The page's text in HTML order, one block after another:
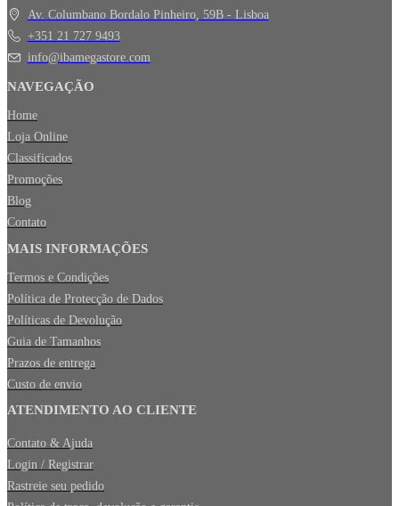
Av. Columbano Bordalo Pinheiro, 59B - Lisboa
+351 21 727 9493
info@ibamegastore.com
NAVEGAÇÃO
Home
Loja Online
Classificados
Promoções
Blog
Contato
MAIS INFORMAÇÕES
Termos e Condições
Política de Protecção de Dados
Políticas de Devolução
Guia de Tamanhos
Prazos de entrega
Custo de envio
ATENDIMENTO AO CLIENTE
Contato & Ajuda
Login / Registrar
Rastreie seu pedido